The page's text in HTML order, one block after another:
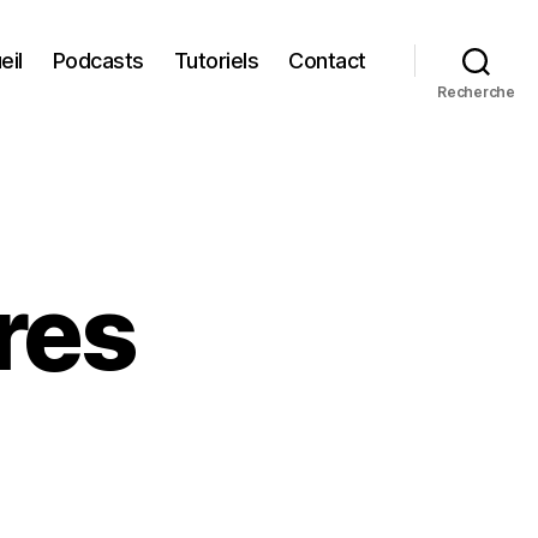
Podcasts Tutoriels Contact
Recherche